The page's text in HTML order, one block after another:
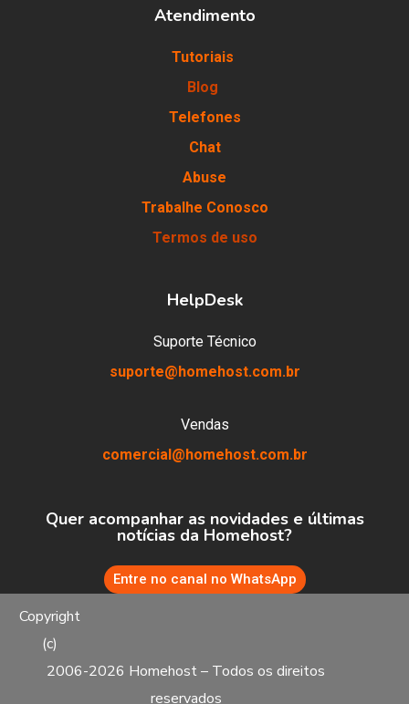
Atendimento
Tutoriais
Blog
Telefones
Chat
Abuse
Trabalhe Conosco
Termos de uso
HelpDesk
Suporte Técnico
suporte@homehost.com.br
Vendas
comercial@homehost.com.br
Quer acompanhar as novidades e últimas
notícias da Homehost?
Entre no canal no WhatsApp
Copyright
(c)
2006-2026 Homehost – Todos os direitos
reservados